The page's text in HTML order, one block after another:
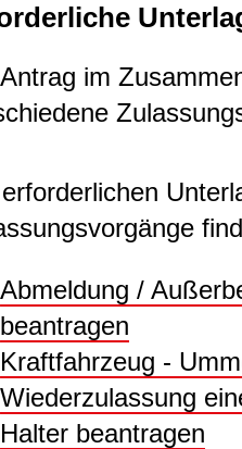
im
Abmeldung /
beantragen
Kraftfahrzeug -
Wiederzulassung
Halter beantragen